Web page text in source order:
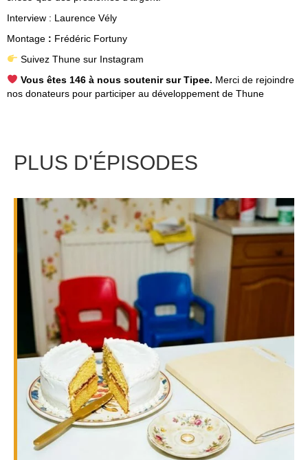
Interview : Laurence Vély
Montage : Frédéric Fortuny
Suivez Thune sur Instagram
Vous êtes 146 à nous soutenir sur Tipee. Merci de rejoindre
nos donateurs pour participer au développement de Thune
PLUS D'ÉPISODES